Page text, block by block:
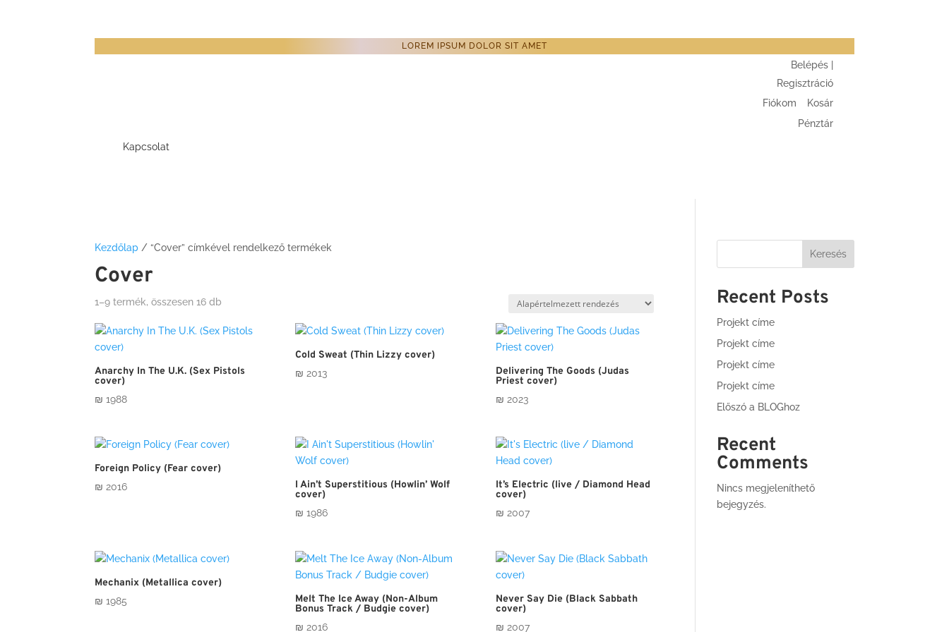
LOREM IPSUM DOLOR SIT AMET
Belépés |
Regisztráció
Fiókom
Kosár
Pénztár
Kapcsolat
Kezdőlap / “Cover” címkével rendelkező termékek
Cover
1–9 termék, összesen 16 db
Anarchy In The U.K. (Sex Pistols
cover)
₪ 1988
Cold Sweat (Thin Lizzy cover)
₪ 2013
Delivering The Goods (Judas
Priest cover)
₪ 2023
Foreign Policy (Fear cover)
₪ 2016
I Ain’t Superstitious (Howlin’ Wolf
cover)
₪ 1986
It’s Electric (live / Diamond Head
cover)
₪ 2007
Mechanix (Metallica cover)
₪ 1985
Melt The Ice Away (Non-Album
Bonus Track / Budgie cover)
₪ 2016
Never Say Die (Black Sabbath
cover)
₪ 2007
Keresés
Recent Posts
Projekt címe
Projekt címe
Projekt címe
Projekt címe
Előszó a BLOGhoz
Recent
Comments
Nincs megjeleníthető
bejegyzés.